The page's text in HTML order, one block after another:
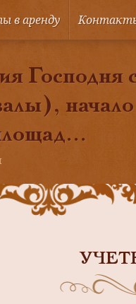
в аренду
Господня